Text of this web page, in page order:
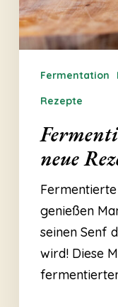
Fermentation
Rezepte
neue
genießen
seinen Senf
wird! Diese